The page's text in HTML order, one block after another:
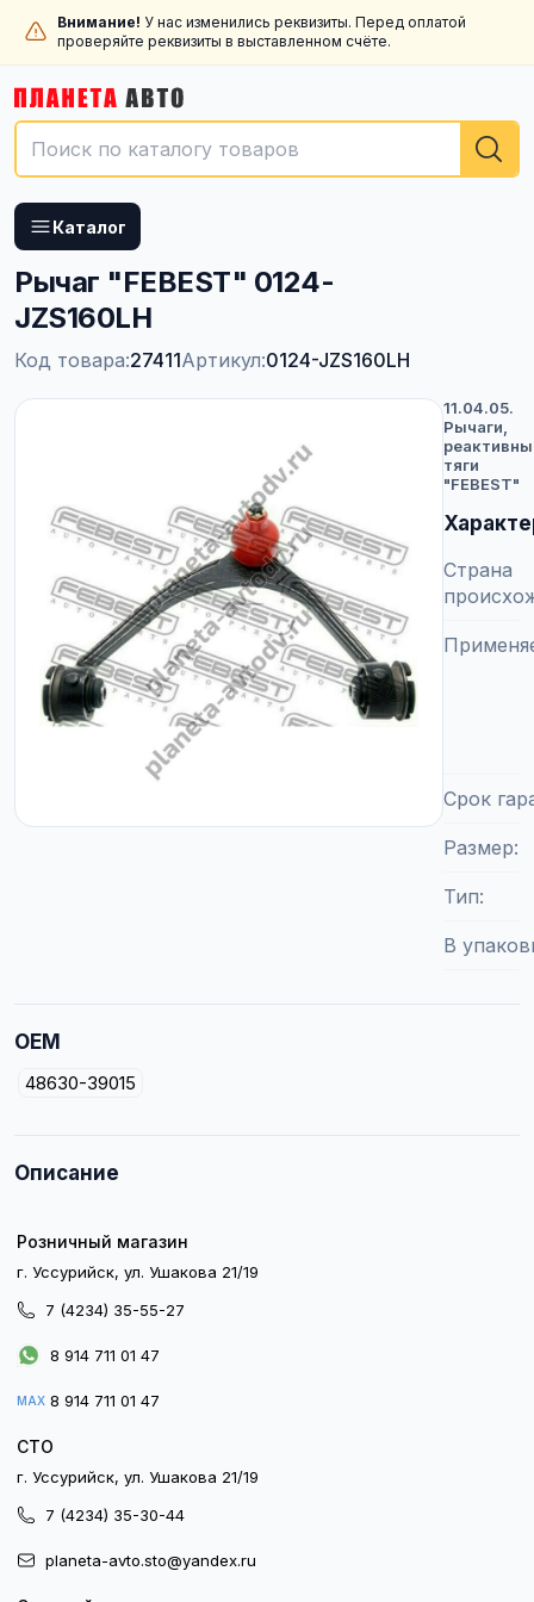
Внимание! У нас изменились реквизиты. Перед оплатой
проверяйте реквизиты в выставленном счёте.
Каталог
Рычаг "FEBEST" 0124-
JZS160LH
Код товара:27411Артикул:0124-JZS160LH
11.04.05.
Рычаги,
тяги
"FEBEST"
Страна
Срок
Размер
Тип
В
OEM
48630-39015
Описание
Розничный магазин
г. Уссурийск, ул. Ушакова 21/19
7 (4234) 35-55-27
8 914 711 01 47
MAX 8 914 711 01 47
СТО
г. Уссурийск, ул. Ушакова 21/19
7 (4234) 35-30-44
planeta-avto.sto@yandex.ru